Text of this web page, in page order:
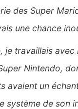
des Super
une chance
je travaillais
Nintendo,
avaient un
système de son